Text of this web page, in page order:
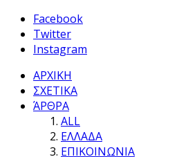
Facebook
Twitter
Instagram
ΑΡΧΙΚΗ
ΣΧΕΤΙΚΑ
ΆΡΘΡΑ
ALL
ΕΛΛΑΔΑ
ΕΠΙΚΟΙΝΩΝΙΑ